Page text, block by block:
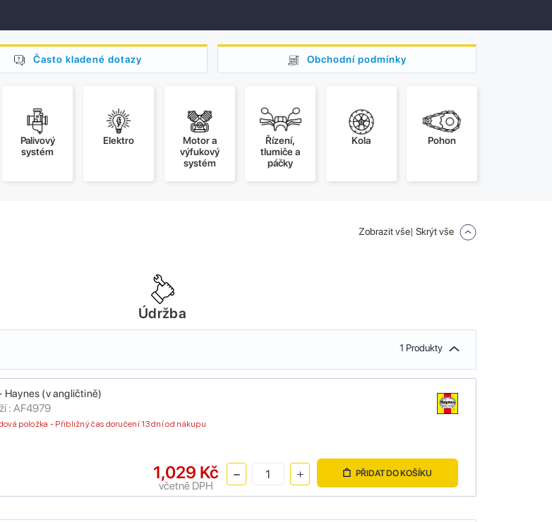
Často kladené dotazy Obchodní podmínky
Palivový
systém
Elektro
Motor a
výfukový
systém
Řízení,
tlumiče a
páčky
Kola Pohon
Zobrazit vše| Skrýt vše
Údržba
1 Produkty
Haynes (v angličtině)
: AF4979
položka - Přibližný čas doručení 13 dní od nákupu
1,029 Kč
včetně DPH
PŘIDAT DO KOŠÍKU